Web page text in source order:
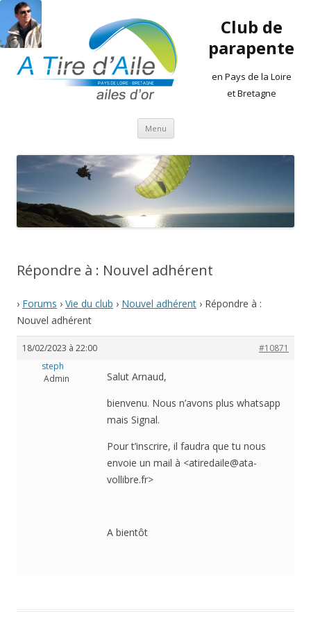
Club de
parapente
en Pays de la Loire
et Bretagne
Menu Aller
contenu
Répondre à : Nouvel adhérent
› Forums › Vie du club › Nouvel adhérent › Répondre à :
Nouvel adhérent
18/02/2023 à 22:00
#10871
steph
Admin
Salut Arnaud,
bienvenu. Nous n’avons plus whatsapp
mais Signal.
Pour t’inscrire, il faudra que tu nous
envoie un mail à <atiredaile@ata-
vollibre.fr>
A bientôt